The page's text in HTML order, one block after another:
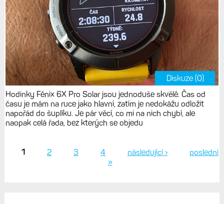
Diskuze (0)
Hodinky Fénix 6X Pro Solar jsou jednoduše skvělé. Čas od
času je mám na ruce jako hlavní, zatím je nedokážu odložit
napořád do šuplíku. Je pár věcí, co mi na nich chybí, ale
naopak celá řada, bez kterých se objedu
1 2 3 4 následující ›
poslední
»